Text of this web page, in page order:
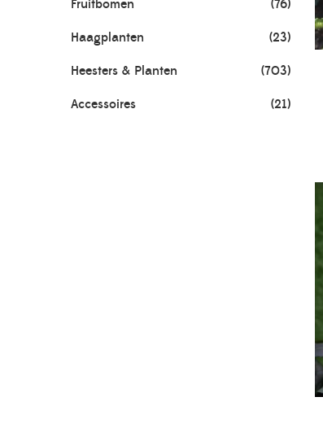
Fruitbomen (76)
Haagplanten (23)
Heesters & Planten (703)
Accessoires (21)